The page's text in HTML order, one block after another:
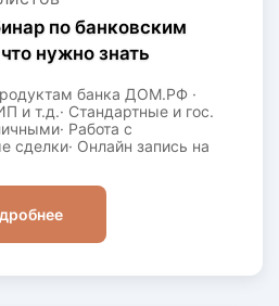
по банковским
нужно знать
банка ДОМ.РФ ·
и т.д.· Стандартные и гос.
Работа с
сделки· Онлайн запись на